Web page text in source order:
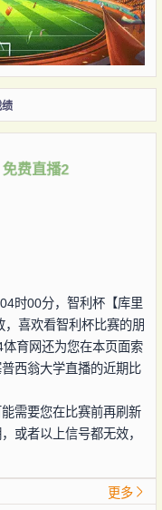
免费直播2
时00分，智利杯【库里
喜欢看智利杯比赛的朋
育网还为您在本页面索
西翁大学直播的近期比
需要您在比赛前再刷新
或者以上信号都无效，
更多